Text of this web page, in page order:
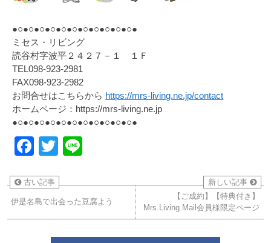
●○●○●○●○●○●○●○●○●○●○●○●
ミセス・リビング
読谷村字波平２４２７－１ １Ｆ
TEL098-923-2981
FAX098-923-2982
お問合せはこちらから https://mrs-living.ne.jp/contact
ホームページ：https://mrs-living.ne.jp
●○●○●○●○●○●○●○●○●○●○●○●
Facebook
Twitter
古い記事
伊是名島で出会った豆腐よう
新しい記事
【ご成約】【特典付き】
Mrs.Living.Mail会員様限定ページ